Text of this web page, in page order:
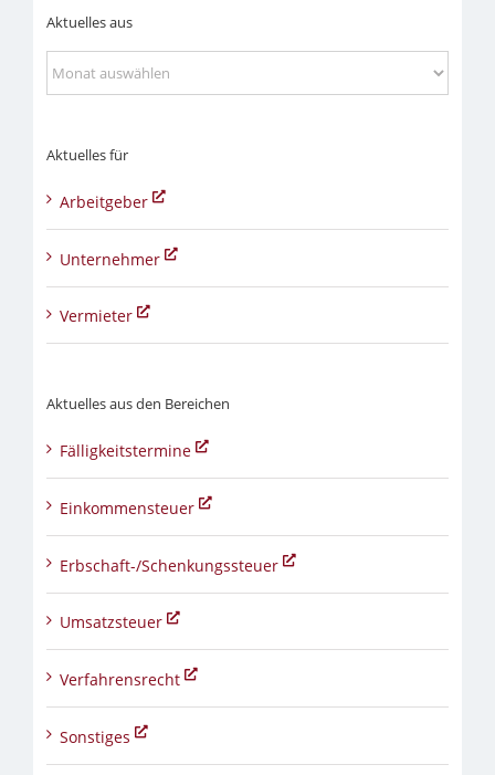
Aktuelles aus
Aktuelles
aus
Aktuelles für
Arbeitgeber
Unternehmer
Vermieter
Aktuelles aus den Bereichen
Fälligkeitstermine
Einkommensteuer
Erbschaft-/Schenkungssteuer
Umsatzsteuer
Verfahrensrecht
Sonstiges